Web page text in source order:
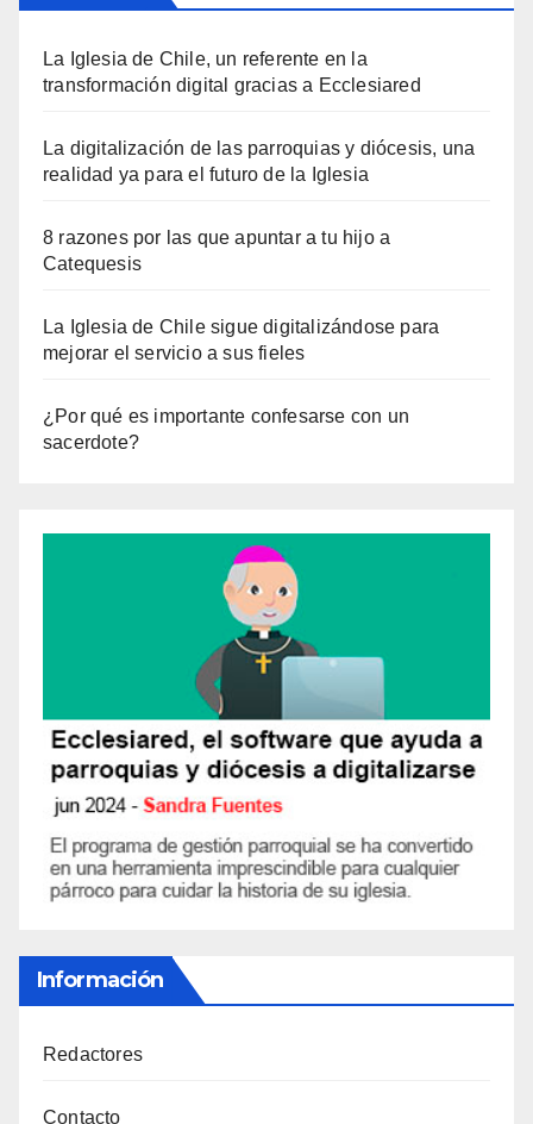
La Iglesia de Chile, un referente en la
transformación digital gracias a Ecclesiared
La digitalización de las parroquias y diócesis, una
realidad ya para el futuro de la Iglesia
8 razones por las que apuntar a tu hijo a
Catequesis
La Iglesia de Chile sigue digitalizándose para
mejorar el servicio a sus fieles
¿Por qué es importante confesarse con un
sacerdote?
Información
Redactores
Contacto